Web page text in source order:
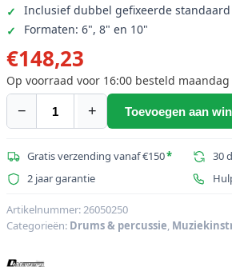
Inclusief dubbel gefixeerde
Formaten: 6", 8" en 10"
€148,23
Op voorraad voor 16:00 besteld
−
DIMAVERY
30
Roto
Set
met
+ Toevoegen aan
Gratis verzending vanaf €150*
30
2 jaar garantie
Artikelnummer:26050250
Categorieën: Drums & percussie,